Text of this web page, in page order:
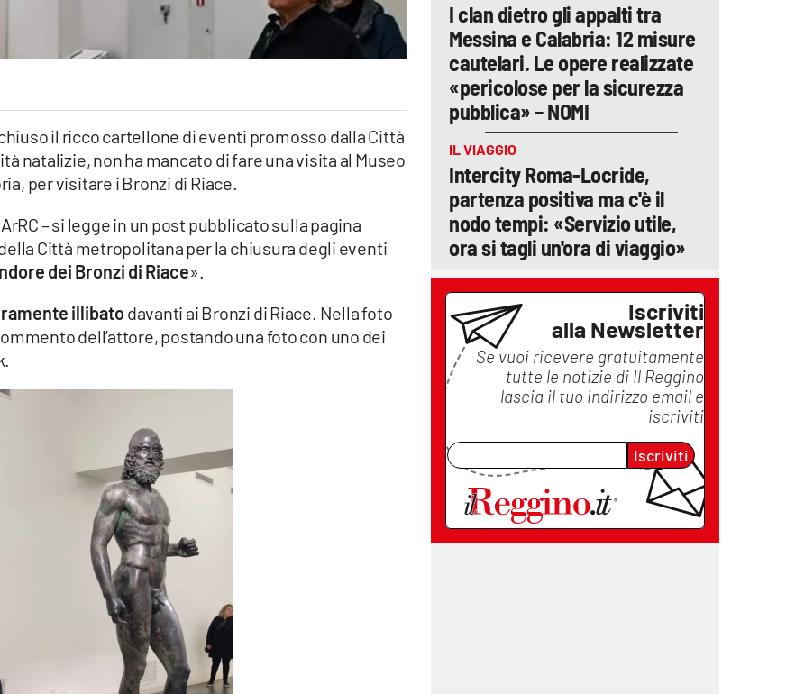
il ricco cartellone di eventi promosso dalla Città
natalizie, non ha mancato di fare una visita al Museo
per visitare i Bronzi di Riace.
– si legge in un post pubblicato sulla pagina
Città metropolitana per la chiusura degli eventi
dei Bronzi di Riace».
illibatodavanti ai Bronzi di Riace. Nella foto
dell’attore, postando una foto con uno dei
I clan dietro gli appalti tra
Messina e Calabria: 12 misure
cautelari. Le opere realizzate
«pericolose per la sicurezza
pubblica» – NOMI
IL VIAGGIO
Intercity Roma-Locride,
partenza positiva ma c'è il
nodo tempi: «Servizio utile,
ora si tagli un'ora di viaggio»
Iscriviti
alla Newsletter
Se vuoi ricevere gratuitamente
tutte le notizie di Il Reggino
lascia il tuo indirizzo email e
iscriviti
Iscriviti